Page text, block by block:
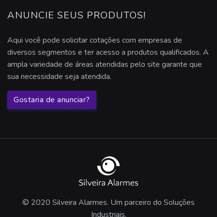
ANUNCIE SEUS PRODUTOS!
Aqui você pode solicitar cotações com empresas de
diversos segmentos e ter acesso a produtos qualificados. A
ampla variedade de áreas atendidas pelo site garante que
sua necessidade seja atendida.
Gostaria de anunciar?
© 2020 Silveira Alarmes. Um parceiro do Soluções
Industriais.